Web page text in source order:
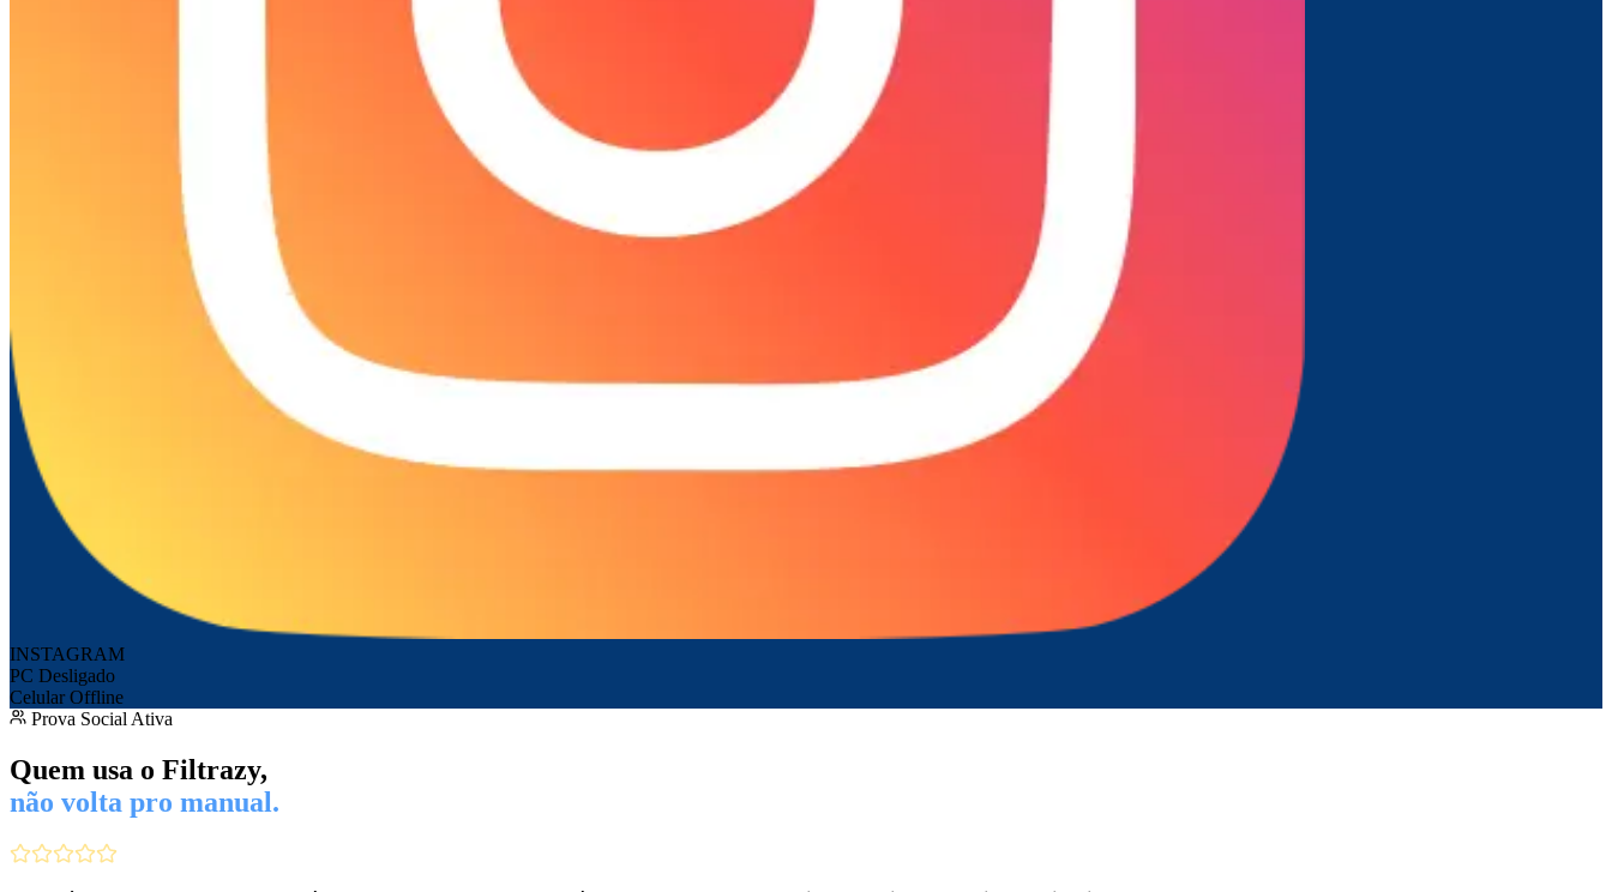
INSTAGRAM
PC Desligado
Celular Offline
Prova Social Ativa
Quem usa o Filtrazy,
não volta pro manual.